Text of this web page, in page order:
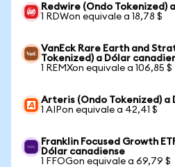
Redwire (Ondo Tokenized)
1 RDWon equivale a 18,78 $
VanEck Rare Earth and
Tokenized) a Dólar
1 REMXon equivale a 106,85 $
Arteris (Ondo Tokenized) a
1 AIPon equivale a 42,41 $
Franklin Focused Growth
Dólar canadiense
1 FFOGon equivale a 69,79 $